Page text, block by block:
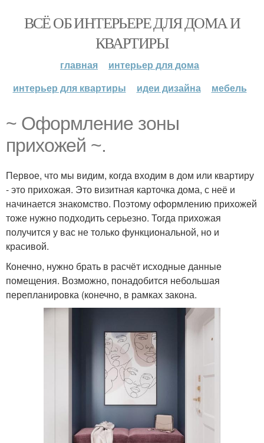
ВСЁ ОБ ИНТЕРЬЕРЕ ДЛЯ ДОМА И
КВАРТИРЫ
главная
интерьер для дома
интерьер для квартиры
идеи дизайна мебель
~ Оформление зоны
прихожей ~.
Первое, что мы видим, когда входим в дом или квартиру
- это прихожая. Это визитная карточка дома, с неё и
начинается знакомство. Поэтому оформлению прихожей
тоже нужно подходить серьезно. Тогда прихожая
получится у вас не только функциональной, но и
красивой.
Конечно, нужно брать в расчёт исходные данные
помещения. Возможно, понадобится небольшая
перепланировка (конечно, в рамках закона.